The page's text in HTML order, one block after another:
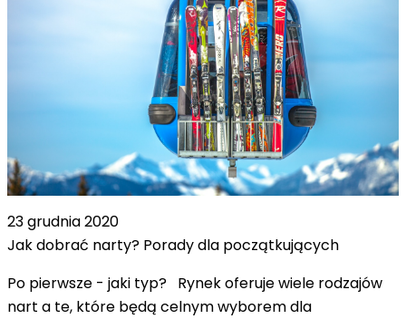
23 grudnia 2020
Jak dobrać narty? Porady dla początkujących
Po pierwsze - jaki typ? Rynek oferuje wiele rodzajów
nart a te, które będą celnym wyborem dla